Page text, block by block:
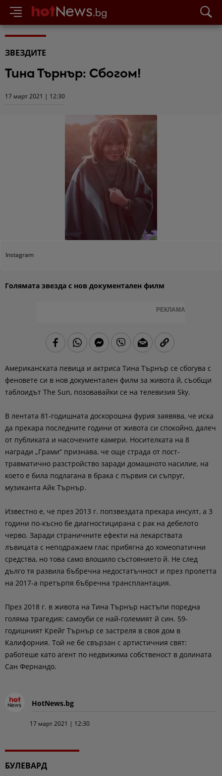
ЗВЕЗДИТЕ
Тина Търнър: Сбогом!
17 март 2021 | 12:30
Instagram
Голямата звезда с нов документален филм
РЕКЛАМА
Американската певица и актриса Тина Търнър се сбогува с
феновете си в нов документален филм за живота й, съобщи
таблоидът The Sun, позовавайки се на телевизия Sky.
В лентата 81-годишната доскорошна фурия заявява, че иска
да прекара последните години от живота си спокойно, далеч
от публиката и насочените камери. Носителката на 8
награди „Грами“ признава, че още страда от пост-
травматично разстройство заради домашното насилие, на
което е била подлагана в брака с първия си съпруг,
музиканта Айк Търнър.
Известно е, че през 2013 г. попзвездата прекара инсулт, а 3
години по-късно бе диагностицирана с рак на дебелото
черво. Заради страничните ефекти на лекарствата
лъвицата с неподражаем глас прибягна до хомеопатични
средства, но това само влошило състоянието й. Не след
дълго тя развила бъбречна недостатъчност и през пролетта
на 2017-а претърпя бъбречна трансплантация.
През 2018 г. в живота на Тина Търнър настъпи поредна
голяма трагедия: самоуби се най-големият й син. 59-
годишният Крейг Търнър се застреля в своя дом в
Калифорния. Той не бе свързан с артистичния свят:
работеше като агент по недвижима собственост в долината
Сан Фернандо.
HotNews.bg
17 март 2021 | 12:30
БУЛЕВАРД